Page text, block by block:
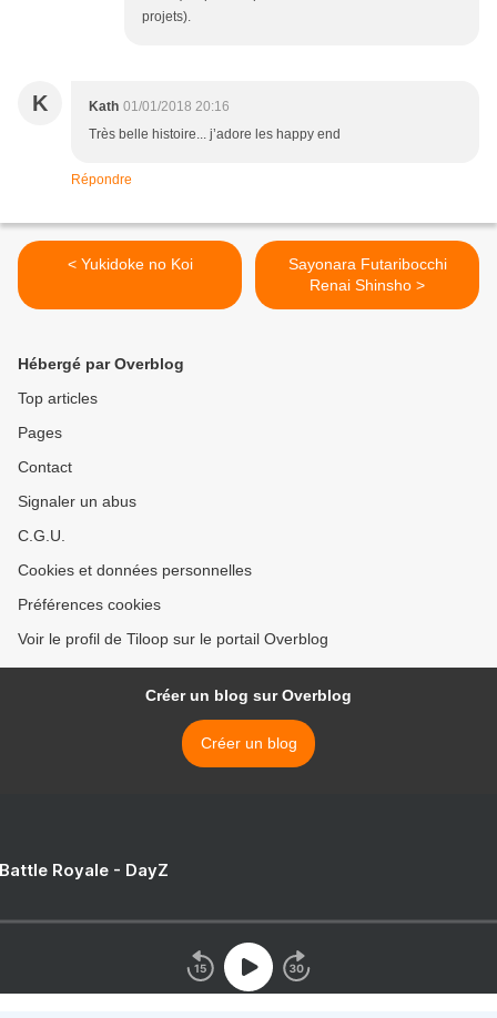
projets).
K Kath 01/01/2018 20:16
Très belle histoire... j’adore les happy end
Répondre
< Yukidoke no Koi
Sayonara Futaribocchi
Renai Shinsho >
Hébergé par Overblog
Top articles
Pages
Contact
Signaler un abus
C.G.U.
Cookies et données personnelles
Préférences cookies
Voir le profil de Tiloop sur le portail Overblog
Créer un blog sur Overblog
Créer un blog
Royale - DayZ